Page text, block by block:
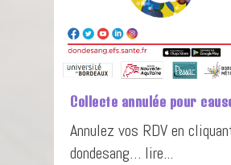
Collecte annulée pour
Annulez vos RDV en
dondesang… lire...